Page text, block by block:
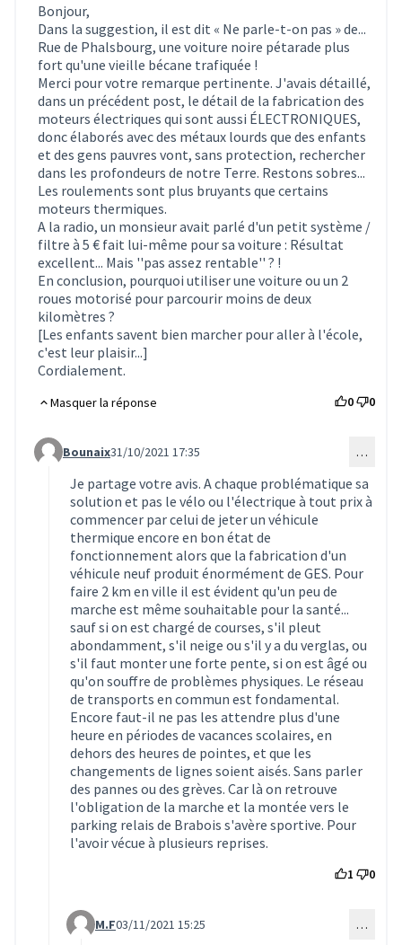
Bonjour,
Dans la suggestion, il est dit « Ne parle-t-on pas » de...
Rue de Phalsbourg, une voiture noire pétarade plus
fort qu'une vieille bécane trafiquée !
Merci pour votre remarque pertinente. J'avais détaillé,
dans un précédent post, le détail de la fabrication des
moteurs électriques qui sont aussi ÉLECTRONIQUES,
donc élaborés avec des métaux lourds que des enfants
et des gens pauvres vont, sans protection, rechercher
dans les profondeurs de notre Terre. Restons sobres...
Les roulements sont plus bruyants que certains
moteurs thermiques.
A la radio, un monsieur avait parlé d'un petit système /
filtre à 5 € fait lui-même pour sa voiture : Résultat
excellent... Mais ''pas assez rentable'' ? !
En conclusion, pourquoi utiliser une voiture ou un 2
roues motorisé pour parcourir moins de deux
kilomètres ?
[Les enfants savent bien marcher pour aller à l'école,
c'est leur plaisir...]
Cordialement.
Masquer la réponse 0 0
Commentaire 1844 (réponse au commentaire 1835)
Bounaix31/10/2021 17:35 …
Je partage votre avis. A chaque problématique sa
solution et pas le vélo ou l'électrique à tout prix à
commencer par celui de jeter un véhicule
thermique encore en bon état de
fonctionnement alors que la fabrication d'un
véhicule neuf produit énormément de GES. Pour
faire 2 km en ville il est évident qu'un peu de
marche est même souhaitable pour la santé...
sauf si on est chargé de courses, s'il pleut
abondamment, s'il neige ou s'il y a du verglas, ou
s'il faut monter une forte pente, si on est âgé ou
qu'on souffre de problèmes physiques. Le réseau
de transports en commun est fondamental.
Encore faut-il ne pas les attendre plus d'une
heure en périodes de vacances scolaires, en
dehors des heures de pointes, et que les
changements de lignes soient aisés. Sans parler
des pannes ou des grèves. Car là on retrouve
l'obligation de la marche et la montée vers le
parking relais de Brabois s'avère sportive. Pour
l'avoir vécue à plusieurs reprises.
1 0
Commentaire 1846 (réponse au commentaire 1844)
M.F03/11/2021 15:25 …